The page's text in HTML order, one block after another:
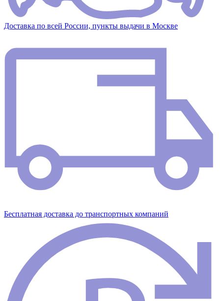
Доставка по всей России, пункты выдачи в Москве
Бесплатная доставка до транспортных компаний